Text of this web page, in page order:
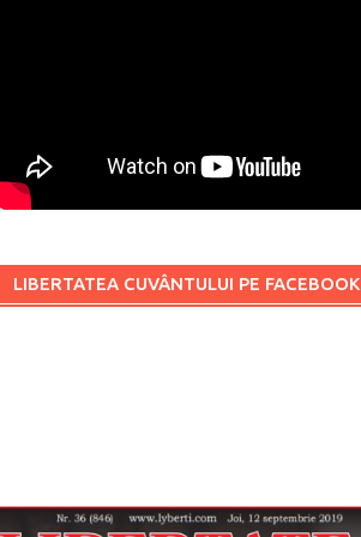
LIBERTATEA CUVÂNTULUI PE FACEBOOK